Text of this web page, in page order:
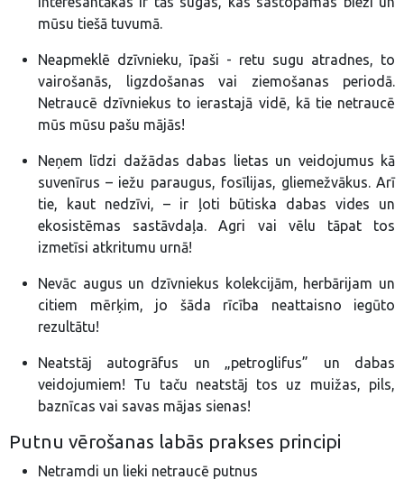
mūsu tiešā tuvumā.
Neapmeklē dzīvnieku, īpaši - retu sugu atradnes, to
vairošanās, ligzdošanas vai ziemošanas periodā.
Netraucē dzīvniekus to ierastajā vidē, kā tie netraucē
mūs mūsu pašu mājās!
Neņem līdzi dažādas dabas lietas un veidojumus kā
suvenīrus – iežu paraugus, fosīlijas, gliemežvākus. Arī
tie, kaut nedzīvi, – ir ļoti būtiska dabas vides un
ekosistēmas sastāvdaļa. Agri vai vēlu tāpat tos
izmetīsi atkritumu urnā!
Nevāc augus un dzīvniekus kolekcijām, herbārijam un
citiem mērķim, jo šāda rīcība neattaisno iegūto
rezultātu!
Neatstāj autogrāfus un „petroglifus” un dabas
veidojumiem! Tu taču neatstāj tos uz muižas, pils,
baznīcas vai savas mājas sienas!
Putnu vērošanas labās prakses principi
Netramdi un lieki netraucē putnus